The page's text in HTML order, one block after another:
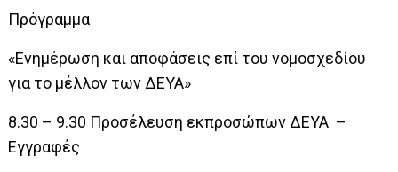
Πρόγραμμα
«Ενημέρωση και αποφάσεις επί του νομοσχεδίου
για το μέλλον των ΔΕΥΑ»
8.30 – 9.30 Προσέλευση εκπροσώπων ΔΕΥΑ –
Εγγραφές